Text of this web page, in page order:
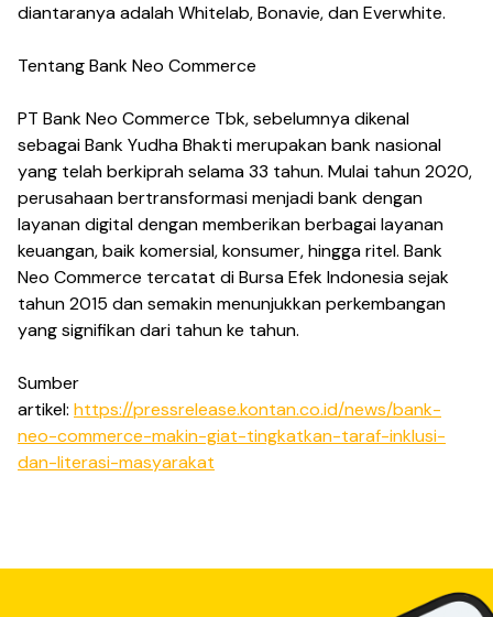
diantaranya adalah Whitelab, Bonavie, dan Everwhite.
Tentang Bank Neo Commerce
PT Bank Neo Commerce Tbk, sebelumnya dikenal
sebagai Bank Yudha Bhakti merupakan bank nasional
yang telah berkiprah selama 33 tahun. Mulai tahun 2020,
perusahaan bertransformasi menjadi bank dengan
layanan digital dengan memberikan berbagai layanan
keuangan, baik komersial, konsumer, hingga ritel. Bank
Neo Commerce tercatat di Bursa Efek Indonesia sejak
tahun 2015 dan semakin menunjukkan perkembangan
yang signifikan dari tahun ke tahun.
Sumber
artikel: https://pressrelease.kontan.co.id/news/bank-
neo-commerce-makin-giat-tingkatkan-taraf-inklusi-
dan-literasi-masyarakat